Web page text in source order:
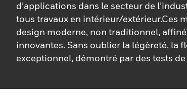
d’applications dans le secteur de
tous travaux en intérieur/extérieur.Ces
design moderne, non traditionnel,
innovantes. Sans oublier la légèreté, la
exceptionnel, démontré par des tests